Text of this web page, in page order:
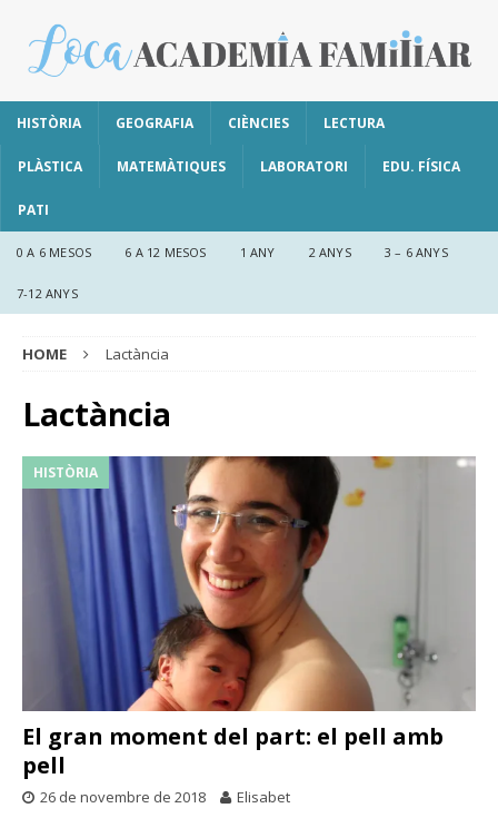
HISTÒRIA GEOGRAFIA CIÈNCIES LECTURA
PLÀSTICA MATEMÀTIQUES LABORATORI EDU. FÍSICA
PATI
0 A 6 MESOS 6 A 12 MESOS 1 ANY 2 ANYS 3 – 6 ANYS
7-12 ANYS
HOME Lactància
Lactància
HISTÒRIA
El gran moment del part: el pell amb
pell
26 de novembre de 2018 Elisabet